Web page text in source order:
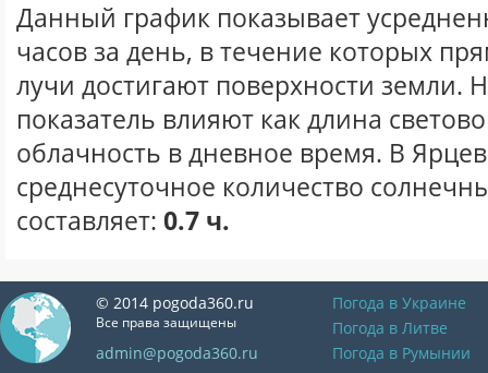
Данный график показывает
часов за день, в течение которых
лучи достигают поверхности земли.
показатель влияют как длина
облачность в дневное время. В
среднесуточное количество
составляет: 0.7 ч.
© 2014 pogoda360.ru
Все права защищены
admin@pogoda360.ru
Погода в Украине
Погода в Литве
Погода в Румынии